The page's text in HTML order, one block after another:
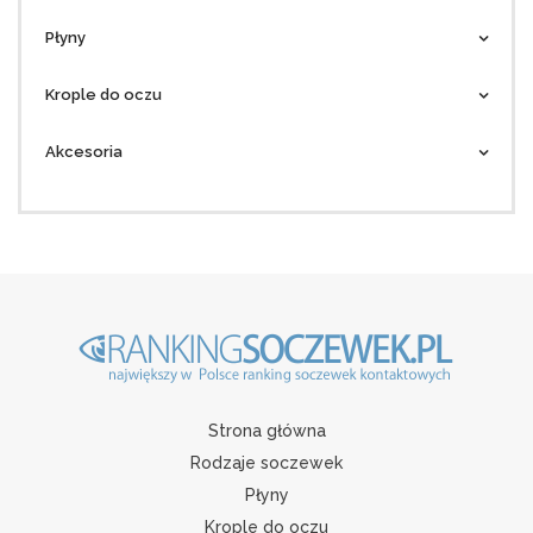
Płyny
Krople do oczu
Akcesoria
Strona główna
Rodzaje soczewek
Płyny
Krople do oczu